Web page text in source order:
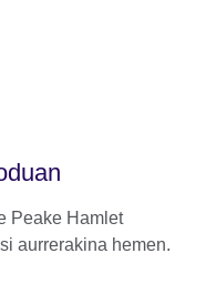
Peake Hamlet
aurrerakina hemen.